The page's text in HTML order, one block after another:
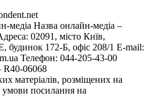
медіа Назва онлайн-медіа –
02091, місто Київ,
172-Б, офіс 208/1 E-mail:
Телефон: 044-205-43-00
R40-06068
матеріалів, розміщених на
умови посилання на